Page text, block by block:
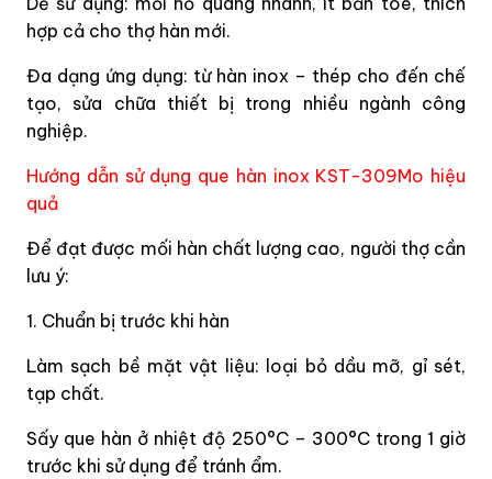
hợp cả cho thợ hàn mới.
Đa dạng ứng dụng: từ hàn inox – thép cho đến chế
tạo, sửa chữa thiết bị trong nhiều ngành công
nghiệp.
Hướng dẫn sử dụng que hàn inox KST-309Mo hiệu
quả
Để đạt được mối hàn chất lượng cao, người thợ cần
lưu ý:
1. Chuẩn bị trước khi hàn
Làm sạch bề mặt vật liệu: loại bỏ dầu mỡ, gỉ sét,
tạp chất.
Sấy que hàn ở nhiệt độ 250°C – 300°C trong 1 giờ
trước khi sử dụng để tránh ẩm.